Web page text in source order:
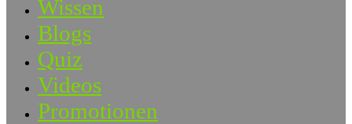
Wissen
Blogs
Quiz
Videos
Promotionen